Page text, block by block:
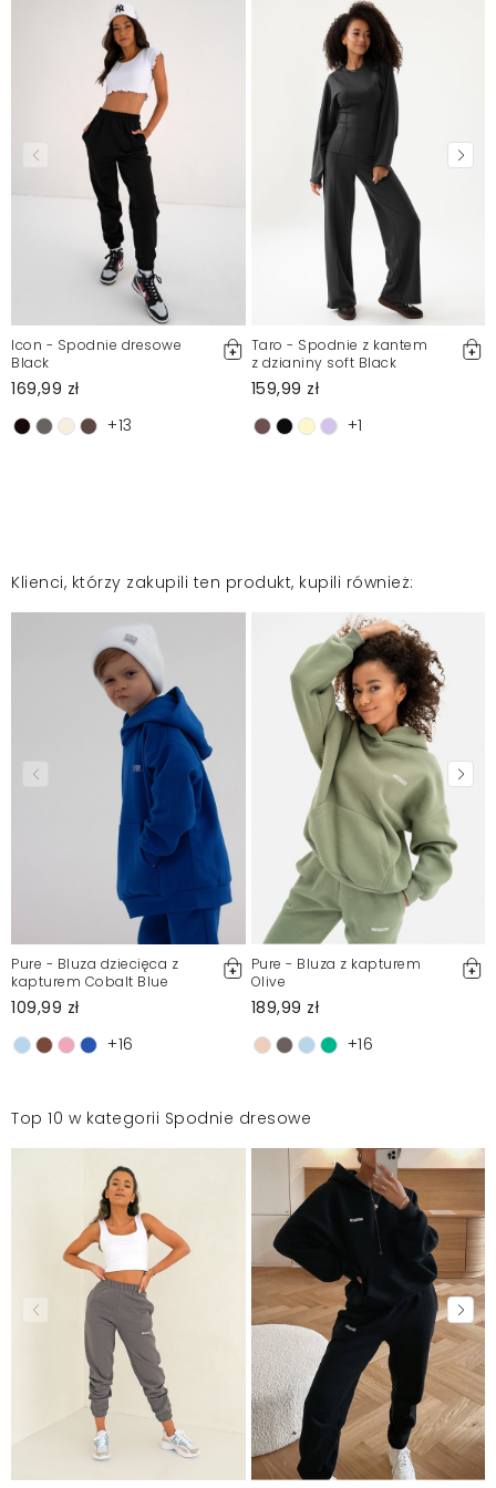
Mosquito zamieszcza wyłącznie zweryfikowane opinie
Klientów. Po moderacji publikujemy zarówno pozytywne, jak i
negatywne opinie. Więcej informacji znajdziesz w naszym
Regulaminie.
Zgłoś nielegalną treść
Icon - Spodnie dresowe
Black
169,99 zł
+13
Taro - Spodnie z kantem
z dzianiny soft Black
159,99 zł
+1
Klienci, którzy zakupili ten produkt, kupili również:
Pure - Bluza dziecięca z
kapturem Cobalt Blue
109,99 zł
+16
Pure - Bluza z kapturem
Olive
189,99 zł
+16
Top 10 w kategorii Spodnie dresowe